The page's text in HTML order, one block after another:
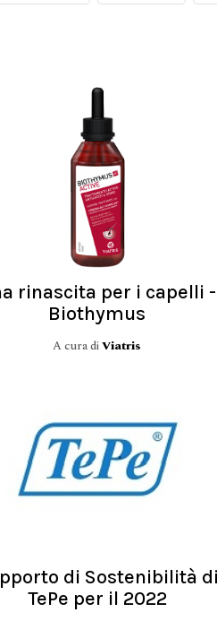
rinascita per i capelli -
Biothymus
A cura diViatris
di Sostenibilità di
TePe per il 2022